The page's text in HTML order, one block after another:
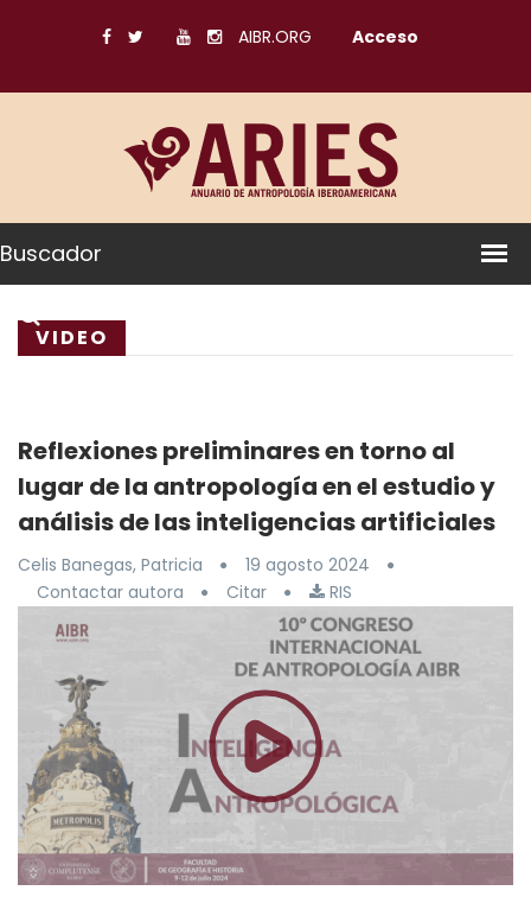
AIBR.ORG Acceso
Buscador
VIDEO
Reflexiones preliminares en torno al
lugar de la antropología en el estudio y
análisis de las inteligencias artificiales
Celis Banegas, Patricia
19 agosto 2024
Contactar autora
Citar RIS